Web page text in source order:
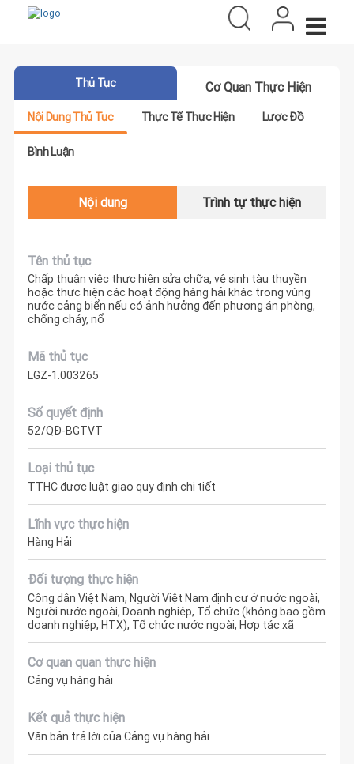
Thủ Tục Cơ Quan Thực Hiện
Nội Dung Thủ Tục Thực Tế Thực Hiện Lược Đồ
Bình Luận
Nội dung Trình tự thực hiện
Tên thủ tục
Chấp thuận việc thực hiện sửa chữa, vệ sinh tàu thuyền
hoặc thực hiện các hoạt động hàng hải khác trong vùng
nước cảng biển nếu có ảnh hưởng đến phương án phòng,
chống cháy, nổ
Mã thủ tục
LGZ-1.003265
Số quyết định
52/QĐ-BGTVT
Loại thủ tục
TTHC được luật giao quy định chi tiết
Lĩnh vực thực hiện
Hàng Hải
Đối tượng thực hiện
Công dân Việt Nam, Người Việt Nam định cư ở nước ngoài,
Người nước ngoài, Doanh nghiệp, Tổ chức (không bao gồm
doanh nghiệp, HTX), Tổ chức nước ngoài, Hợp tác xã
Cơ quan quan thực hiện
Cảng vụ hàng hải
Kết quả thực hiện
Văn bản trả lời của Cảng vụ hàng hải